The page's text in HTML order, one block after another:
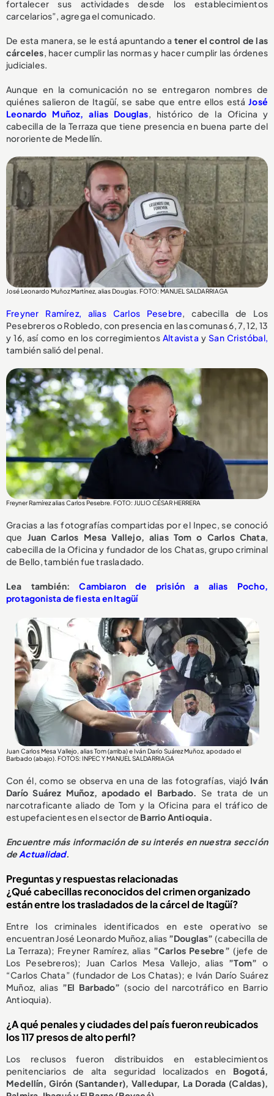
fortalecer sus actividades desde los establecimientos
carcelarios”, agrega el comunicado.
De esta manera, se le está apuntando a tener el control de las
cárceles, hacer cumplir las normas y hacer cumplir las órdenes
judiciales.
Aunque en la comunicación no se entregaron nombres de
quiénes salieron de Itagüí, se sabe que entre ellos estáJosé
Leonardo Muñoz, alias Douglas, histórico de la Oficina y
cabecilla de la Terraza que tiene presencia en buena parte del
nororiente de Medellín.
José Leonardo Muñoz Martínez, alias Douglas. FOTO: MANUEL SALDARRIAGA
Freyner Ramírez, alias Carlos Pesebre, cabecilla de Los
Pesebreros o Robledo, con presencia en las comunas 6, 7, 12, 13
y 16, así como en los corregimientos Altavista ySan Cristóbal,
también salió del penal.
Freyner Ramírez alias Carlos Pesebre. FOTO: JULIO CÉSAR HERRERA
Gracias a las fotografías compartidas por el Inpec, se conoció
que Juan Carlos Mesa Vallejo, alias Tom o Carlos Chata,
cabecilla de la Oficina y fundador de los Chatas, grupo criminal
de Bello, también fue trasladado.
Lea también:Cambiaron de prisión a alias Pocho,
protagonista de fiesta en Itagüí
Juan Carlos Mesa Vallejo, alias Tom (arriba) e Iván Darío Suárez Muñoz, apodado el
Barbado (abajo). FOTOS: INPEC Y MANUEL SALDARRIAGA
Con él, como se observa en una de las fotografías, viajó Iván
Darío Suárez Muñoz, apodado el Barbado. Se trata de un
narcotraficante aliado de Tom y la Oficina para el tráfico de
estupefacientes en el sector de Barrio Antioquia.
Encuentre más información de su interés en nuestra sección
deActualidad.
Preguntas y respuestas relacionadas
¿Qué cabecillas reconocidos del crimen organizado
están entre los trasladados de la cárcel de Itagüí?
Entre los criminales identificados en este operativo se
encuentran José Leonardo Muñoz, alias ”Douglas” (cabecilla de
La Terraza); Freyner Ramírez, alias ”Carlos Pesebre” (jefe de
Los Pesebreros); Juan Carlos Mesa Vallejo, alias ”Tom” o
“Carlos Chata” (fundador de Los Chatas); e Iván Darío Suárez
Muñoz, alias ”El Barbado” (socio del narcotráfico en Barrio
Antioquia).
¿A qué penales y ciudades del país fueron reubicados
los 117 presos de alto perfil?
Los reclusos fueron distribuidos en establecimientos
penitenciarios de alta seguridad localizados en Bogotá,
Medellín, Girón (Santander), Valledupar, La Dorada (Caldas),